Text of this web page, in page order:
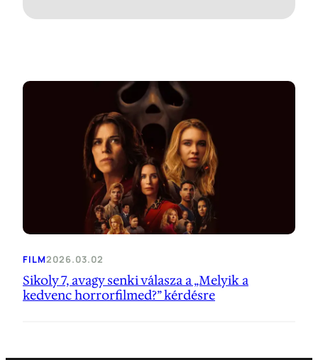
FILM2026.03.02
Sikoly 7, avagy senki válasza a „Melyik a
kedvenc horrorfilmed?” kérdésre